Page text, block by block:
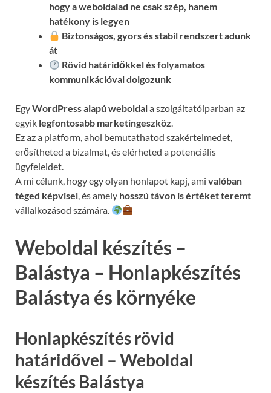
hogy a weboldalad ne csak szép, hanem
hatékony is legyen
Biztonságos, gyors és stabil rendszert adunk
át
Rövid határidőkkel és folyamatos
kommunikációvaldolgozunk
EgyWordPress alapú weboldala szolgáltatóiparban az
egyik legfontosabb marketingeszköz.
Ez az a platform, ahol bemutathatod szakértelmedet,
erősítheted a bizalmat, és elérheted a potenciális
ügyfeleidet.
A mi célunk, hogy egy olyan honlapot kapj, ami valóban
téged képvisel, és amely hosszú távon is értéket teremt
vállalkozásod számára.
Weboldal készítés –
Balástya – Honlapkészítés
Balástya és környéke
Honlapkészítés rövid
határidővel – Weboldal
készítés Balástya